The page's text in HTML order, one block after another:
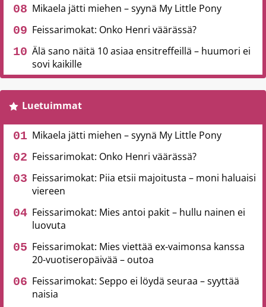
Mikaela jätti miehen – syynä My Little Pony
Feissarimokat: Onko Henri väärässä?
Älä sano näitä 10 asiaa ensitreffeillä – huumori ei
sovi kaikille
Luetuimmat
Mikaela jätti miehen – syynä My Little Pony
Feissarimokat: Onko Henri väärässä?
Feissarimokat: Piia etsii majoitusta – moni haluaisi
viereen
Feissarimokat: Mies antoi pakit – hullu nainen ei
luovuta
Feissarimokat: Mies viettää ex-vaimonsa kanssa
20-vuotiseropäivää – outoa
Feissarimokat: Seppo ei löydä seuraa – syyttää
naisia